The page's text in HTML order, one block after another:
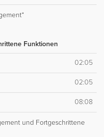
Funktionen
02:05
02:05
08:08
und Fortgeschrittene